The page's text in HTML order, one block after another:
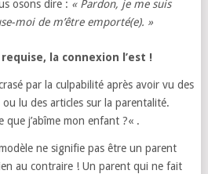
osons dire : « Pardon, je me suis
moi de m’être emporté(e). »
la connexion l’est !
par la culpabilité après avoir vu des
ou lu des articles sur la parentalité.
que j’abîme mon enfant ?« .
ne signifie pas être un parent
au contraire !Un parent qui ne fait